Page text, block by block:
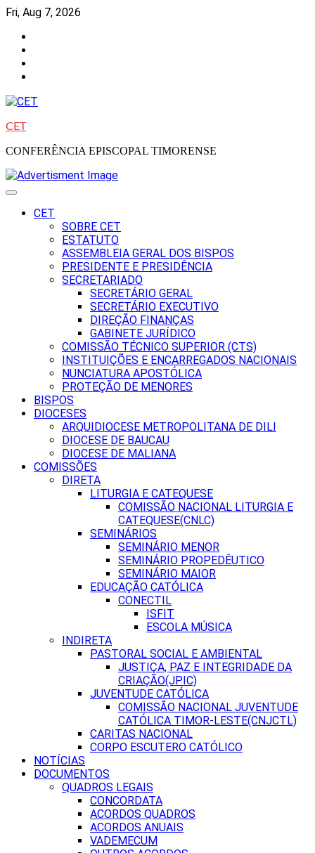
Skip
content
Fri, Aug 7, 2026
CET
CONFERÊNCIA EPISCOPAL TIMORENSE
CET
SOBRE CET
ESTATUTO
ASSEMBLEIA GERAL DOS BISPOS
PRESIDENTE E PRESIDÊNCIA
SECRETARIADO
SECRETÁRIO GERAL
SECRETÁRIO EXECUTIVO
DIREÇÃO FINANÇAS
GABINETE JURÍDICO
COMISSÃO TÉCNICO SUPERIOR (CTS)
INSTITUIÇÕES E ENCARREGADOS NACIONAIS
NUNCIATURA APOSTÓLICA
PROTEÇÃO DE MENORES
BISPOS
DIOCESES
ARQUIDIOCESE METROPOLITANA DE DILI
DIOCESE DE BAUCAU
DIOCESE DE MALIANA
COMISSÕES
DIRETA
LITURGIA E CATEQUESE
COMISSÃO NACIONAL LITURGIA E
CATEQUESE(CNLC)
SEMINÁRIOS
SEMINÁRIO MENOR
SEMINÁRIO PROPEDÊUTICO
SEMINÁRIO MAIOR
EDUCAÇÃO CATÓLICA
CONECTIL
ISFIT
ESCOLA MÚSICA
INDIRETA
PASTORAL SOCIAL E AMBIENTAL
JUSTIÇA, PAZ E INTEGRIDADE DA
CRIAÇÃO(JPIC)
JUVENTUDE CATÓLICA
COMISSÃO NACIONAL JUVENTUDE
CATÓLICA TIMOR-LESTE(CNJCTL)
CARITAS NACIONAL
CORPO ESCUTERO CATÓLICO
NOTÍCIAS
DOCUMENTOS
QUADROS LEGAIS
CONCORDATA
ACORDOS QUADROS
ACORDOS ANUAIS
VADEMECUM